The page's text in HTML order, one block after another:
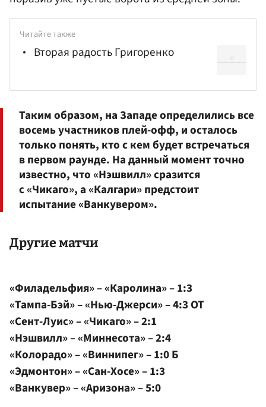
Читайте также
Вторая радость Григоренко
Таким образом, на Западе определились все
восемь участников плей-офф, и осталось
только понять, кто с кем будет встречаться
в первом раунде. На данный момент точно
известно, что «Нэшвилл» сразится
с «Чикаго», а «Калгари» предстоит
испытание «Ванкувером».
Другие матчи
«Филадельфия» – «Каролина» – 1:3
«Тампа-Бэй» – «Нью-Джерси» – 4:3 ОТ
«Сент-Луис» – «Чикаго» – 2:1
«Нэшвилл» – «Миннесота» – 2:4
«Колорадо» – «Виннипег» – 1:0 Б
«Эдмонтон» – «Сан-Хосе» – 1:3
«Ванкувер» – «Аризона» – 5:0